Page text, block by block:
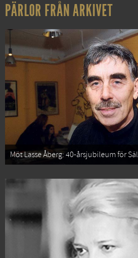
PÄRLOR FRÅN ARKIVET
Möt Lasse Åberg: 40-årsjubileum för